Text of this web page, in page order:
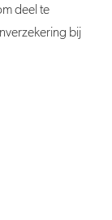
deel te
bij